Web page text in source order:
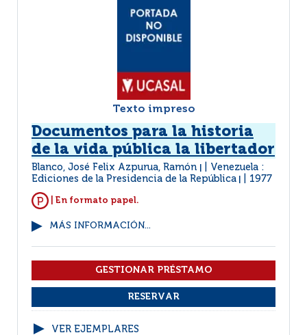
Texto impreso
Documentos para la historia
de la vida pública la libertador
Blanco, José Felix Azpurua, Ramón
Venezuela :
Ediciones de la Presidencia de la República
1977
| En formato papel.
MÁS INFORMACIÓN...
VER EJEMPLARES